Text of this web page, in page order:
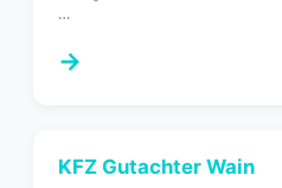
…
→
KFZ Gutachter Wain